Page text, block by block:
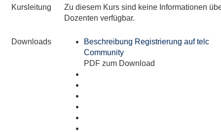
Kursleitung
Zu diesem Kurs sind keine Informationen
Dozenten verfügbar.
Downloads
Beschreibung Registrierung auf telc
Community
PDF zum Download